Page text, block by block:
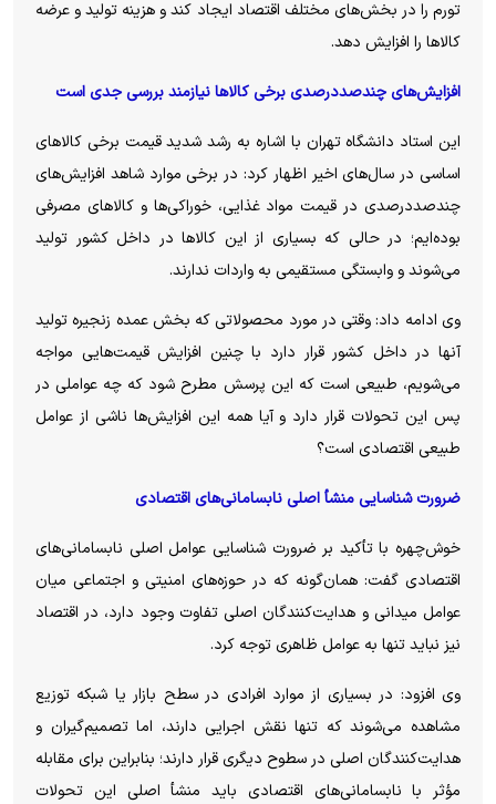
تورم را در بخش‌های مختلف اقتصاد ایجاد کند و هزینه تولید و عرضه
کالا‌ها را افزایش دهد.
افزایش‌های چندصددرصدی برخی کالا‌ها نیازمند بررسی جدی است
این استاد دانشگاه تهران با اشاره به رشد شدید قیمت برخی کالا‌های
اساسی در سال‌های اخیر اظهار کرد: در برخی موارد شاهد افزایش‌های
چندصددرصدی در قیمت مواد غذایی، خوراکی‌ها و کالا‌های مصرفی
بوده‌ایم؛ در حالی که بسیاری از این کالا‌ها در داخل کشور تولید
می‌شوند و وابستگی مستقیمی به واردات ندارند.
وی ادامه داد: وقتی در مورد محصولاتی که بخش عمده زنجیره تولید
آنها در داخل کشور قرار دارد با چنین افزایش قیمت‌هایی مواجه
می‌شویم، طبیعی است که این پرسش مطرح شود که چه عواملی در
پس این تحولات قرار دارد و آیا همه این افزایش‌ها ناشی از عوامل
طبیعی اقتصادی است؟
ضرورت شناسایی منشأ اصلی نابسامانی‌های اقتصادی
خوش‌چهره با تأکید بر ضرورت شناسایی عوامل اصلی نابسامانی‌های
اقتصادی گفت: همان‌گونه که در حوزه‌های امنیتی و اجتماعی میان
عوامل میدانی و هدایت‌کنندگان اصلی تفاوت وجود دارد، در اقتصاد
نیز نباید تنها به عوامل ظاهری توجه کرد.
وی افزود: در بسیاری از موارد افرادی در سطح بازار یا شبکه توزیع
مشاهده می‌شوند که تنها نقش اجرایی دارند، اما تصمیم‌گیران و
هدایت‌کنندگان اصلی در سطوح دیگری قرار دارند؛ بنابراین برای مقابله
مؤثر با نابسامانی‌های اقتصادی باید منشأ اصلی این تحولات